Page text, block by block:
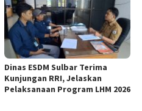
Dinas ESDM Sulbar Terima
Kunjungan RRI, Jelaskan
Pelaksanaan Program LHM 2026